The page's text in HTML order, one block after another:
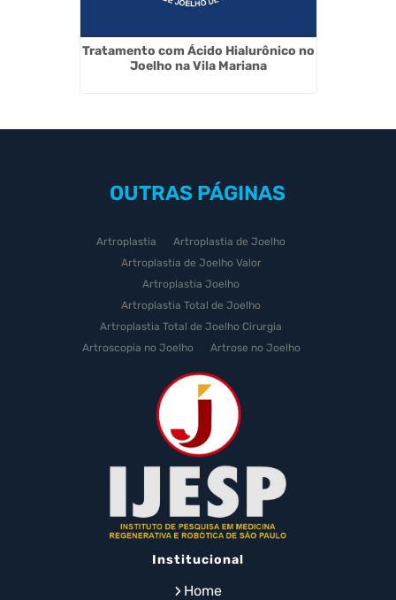
Tratamento com Ácido Hialurônico no
Joelho na Vila Mariana
OUTRAS PÁGINAS
Artroplastia
Artroplastia de Joelho
Artroplastia de Joelho Valor
Artroplastia Joelho
Artroplastia Total de Joelho
Artroplastia Total de Joelho Cirurgia
Artroscopia no Joelho
Artrose no Joelho
Artrose no Joelho Cirurgia
Artrose no Joelho Tratamento
Celulas Tronco Joelho
Celula Tronco Esporte
Cirurgia Artroplastia de Joelho
Cirurgia Artroplastia Joelho
Cirurgia Artrose Joelho Preço
Cirurgia de Artroscopia no Joelho
Cirurgia de Cartilagem do Joelho
Cirurgia de Joelho com Prótese
Institucional
Home